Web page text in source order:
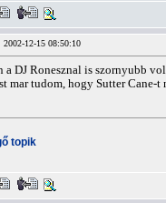
2002-12-15 08:50:10
a DJ Ronesznal is szornyubb
mar tudom, hogy Sutter Cane-
topik